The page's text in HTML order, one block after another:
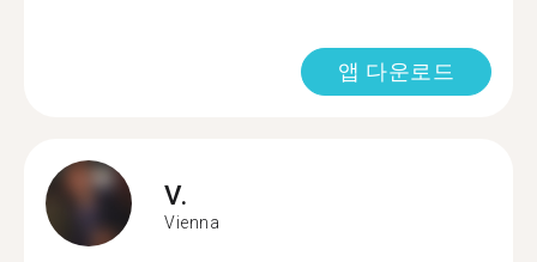
앱 다운로드
V.
Vienna